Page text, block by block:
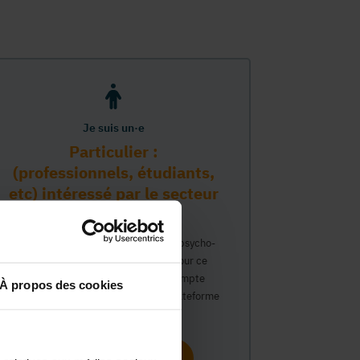
À propos des cookies
Je suis un·e
Particulier :
(professionnels, étudiants,
etc) intéressé par le secteur
PMS
Vous travaillez déjà dans le secteur psycho-
médico-social ou avez un intérêt pour ce
secteur et souhaitez obtenir un compte
personnel pour interagir sur notre plateforme